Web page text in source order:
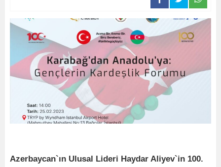
Azerbaycan`ın Ulusal Lideri Haydar Aliyev`in 100.